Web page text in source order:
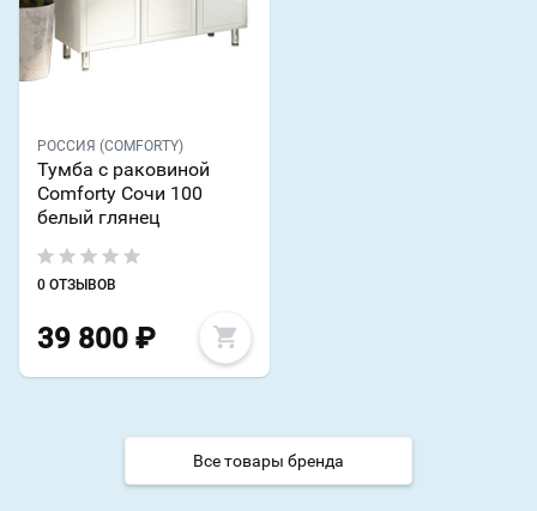
РОССИЯ (COMFORTY)
Тумба с раковиной
Comforty Сочи 100
белый глянец
0 ОТЗЫВОВ
39 800 ₽
Все товары бренда